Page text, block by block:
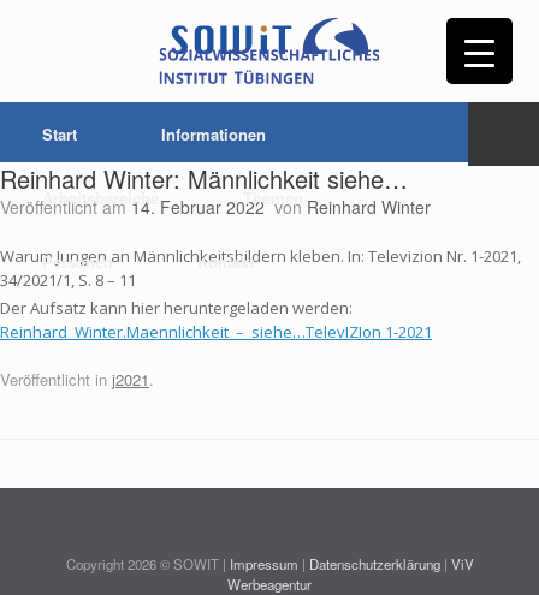
Start Informationen
Arbeitsbereiche Themen
Personen Kontakt
Reinhard Winter: Männlichkeit siehe…
Veröffentlicht am 14. Februar 2022 von Reinhard Winter
Warum Jungen an Männlichkeitsbildern kleben. In: Televizion Nr. 1-2021,
34/2021/1, S. 8 – 11
Der Aufsatz kann hier heruntergeladen werden:
Reinhard_Winter.Maennlichkeit_–_siehe…TelevIZIon 1-2021
Veröffentlicht in j2021.
Copyright 2026 © SOWIT | Impressum | Datenschutzerklärung| ViV
Werbeagentur